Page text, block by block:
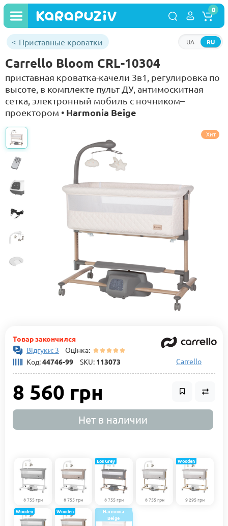
RU
UA
0
Приставные кроватки
Carrello Bloom CRL-10304
приставная кроватка-качели 3в1, регулировка по
высоте, в комплекте пульт ДУ, антимоскитная
сетка, электронный мобиль с ночником–
проектором • Harmonia Beige
Хит
Товар закончился
Відгуки: 3 Оцінка:
Код:44746-99 SKU: 113073 Carrello
8 560 грн
Нет в наличии
Harmonia
Beige
8 755 грн 8 755 грн 8 755 грн
Eos Grey
8 755 грн 9 295 грн
Wooden
Wooden Wooden